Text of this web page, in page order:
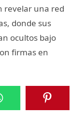
revelar una red
donde sus
ocultos bajo
firmas en